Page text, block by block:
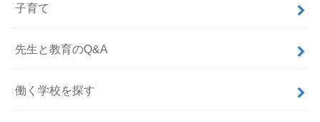
子育て
先生と教育のQ&A
働く学校を探す